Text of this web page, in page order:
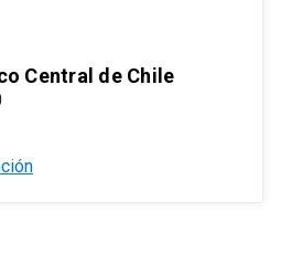
Central de Chile